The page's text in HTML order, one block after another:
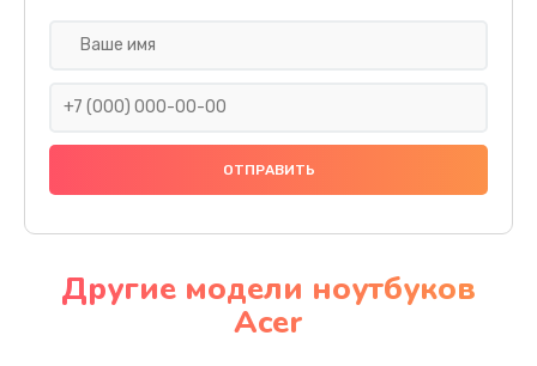
Ремонт подсветки
Настройка BIOS
Другие модели ноутбуков
Acer